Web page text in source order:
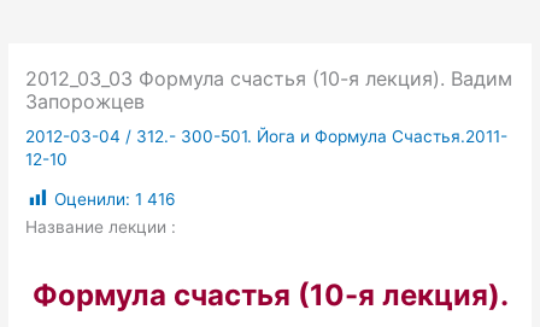
2012_03_03 Формула счастья (10-я лекция). Вадим
Запорожцев
2012-03-04 / 312.- 300-501. Йога и Формула Счастья.2011-
12-10
Оценили: 1 416
Название лекции :
Формула счастья (10-я лекция).